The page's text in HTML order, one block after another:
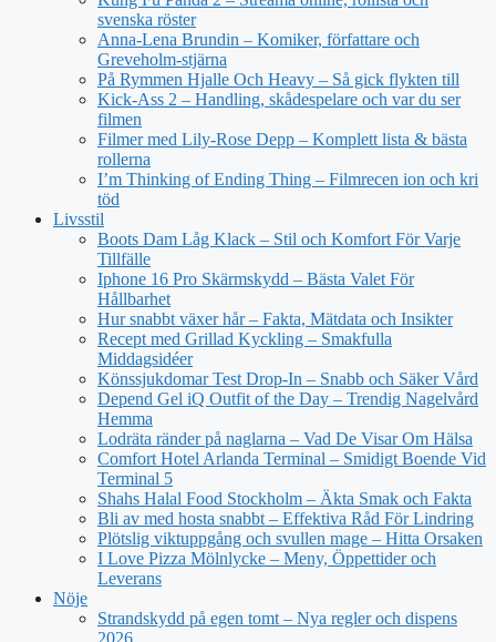
svenska röster
Anna-Lena Brundin – Komiker, författare och
Greveholm-stjärna
På Rymmen Hjalle Och Heavy – Så gick flykten till
Kick-Ass 2 – Handling, skådespelare och var du ser
filmen
Filmer med Lily-Rose Depp – Komplett lista & bästa
rollerna
I’m Thinking of Ending Thing – Filmrecen ion och kri
töd
Livsstil
Boots Dam Låg Klack – Stil och Komfort För Varje
Tillfälle
Iphone 16 Pro Skärmskydd – Bästa Valet För
Hållbarhet
Hur snabbt växer hår – Fakta, Mätdata och Insikter
Recept med Grillad Kyckling – Smakfulla
Middagsidéer
Könssjukdomar Test Drop-In – Snabb och Säker Vård
Depend Gel iQ Outfit of the Day – Trendig Nagelvård
Hemma
Lodräta ränder på naglarna – Vad De Visar Om Hälsa
Comfort Hotel Arlanda Terminal – Smidigt Boende Vid
Terminal 5
Shahs Halal Food Stockholm – Äkta Smak och Fakta
Bli av med hosta snabbt – Effektiva Råd För Lindring
Plötslig viktuppgång och svullen mage – Hitta Orsaken
I Love Pizza Mölnlycke – Meny, Öppettider och
Leverans
Nöje
Strandskydd på egen tomt – Nya regler och dispens
2026